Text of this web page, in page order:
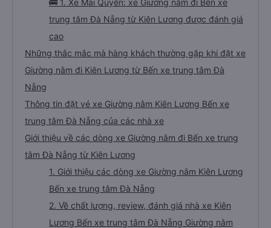
🚌 1. Xe Mai Quyên: xe Giường nằm đi Bến xe
trung tâm Đà Nẵng từ Kiên Lương được đánh giá
cao
Những thắc mắc mà hàng khách thường gặp khi đặt xe
Giường nằm đi Kiên Lương từ Bến xe trung tâm Đà
Nẵng
Thông tin đặt vé xe Giường nằm Kiên Lương Bến xe
trung tâm Đà Nẵng của các nhà xe
Giới thiệu về các dòng xe Giường nằm đi Bến xe trung
tâm Đà Nẵng từ Kiên Lương
1. Giới thiệu các dòng xe Giường nằm Kiên Lương
Bến xe trung tâm Đà Nẵng
2. Về chất lượng, review, đánh giá nhà xe Kiên
Lương Bến xe trung tâm Đà Nẵng Giường nằm